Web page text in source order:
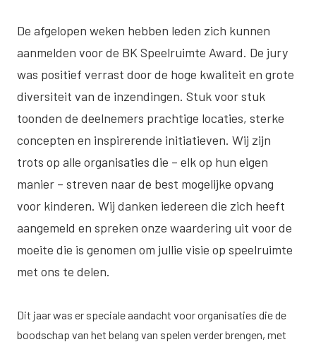
De afgelopen weken hebben leden zich kunnen
aanmelden voor de BK Speelruimte Award. De jury
was positief verrast door de hoge kwaliteit en grote
diversiteit van de inzendingen. Stuk voor stuk
toonden de deelnemers prachtige locaties, sterke
concepten en inspirerende initiatieven. Wij zijn
trots op alle organisaties die – elk op hun eigen
manier – streven naar de best mogelijke opvang
voor kinderen. Wij danken iedereen die zich heeft
aangemeld en spreken onze waardering uit voor de
moeite die is genomen om jullie visie op speelruimte
met ons te delen.
Dit jaar was er speciale aandacht voor organisaties die de
boodschap van het belang van spelen verder brengen, met